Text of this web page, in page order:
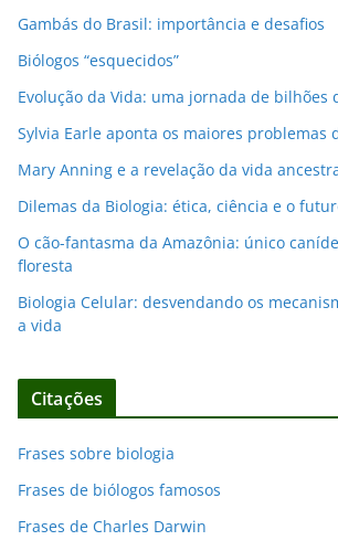
Gambás do Brasil: importância e desafios
Biólogos “esquecidos”
Evolução da Vida: uma jornada de bilhões
Sylvia Earle aponta os maiores problemas
Mary Anning e a revelação da vida
Dilemas da Biologia: ética, ciência e o
O cão-fantasma da Amazônia: único
floresta
Biologia Celular: desvendando os
a vida
Citações
Frases sobre biologia
Frases de biólogos famosos
Frases de Charles Darwin